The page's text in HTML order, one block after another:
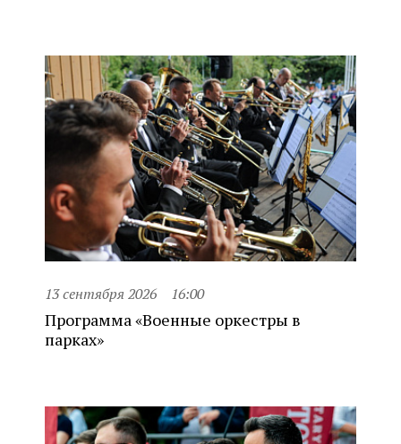
13 сентября 2026 16:00
Программа «Военные оркестры в
парках»